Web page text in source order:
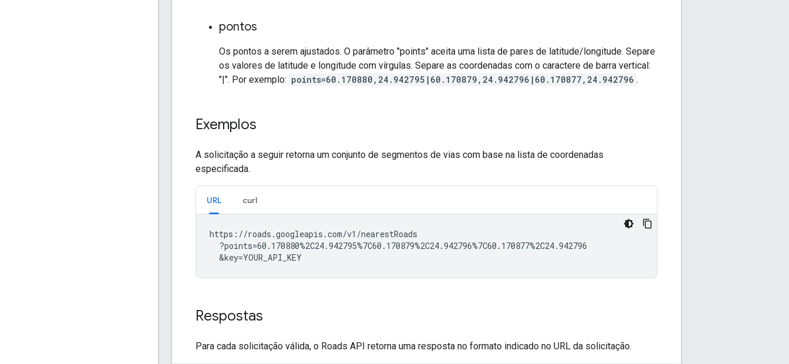
pontos
Os pontos a serem ajustados. O parâmetro "points" aceita uma lista de pares de latitude/longitude. Separe
os valores de latitude e longitude com vírgulas. Separe as coordenadas com o caractere de barra vertical:
"|". Por exemplo: points=60.170880,24.942795|60.170879,24.942796|60.170877,24.942796 .
Exemplos
A solicitação a seguir retorna um conjunto de segmentos de vias com base na lista de coordenadas
especificada.
URL curl
https://roads.googleapis.com/v1/nearestRoads
  ?points=60.170880%2C24.942795%7C60.170879%2C24.942796%7C60.170877%2C24.942796
  &key=YOUR_API_KEY
Respostas
Para cada solicitação válida, o Roads API retorna uma resposta no formato indicado no URL da solicitação.